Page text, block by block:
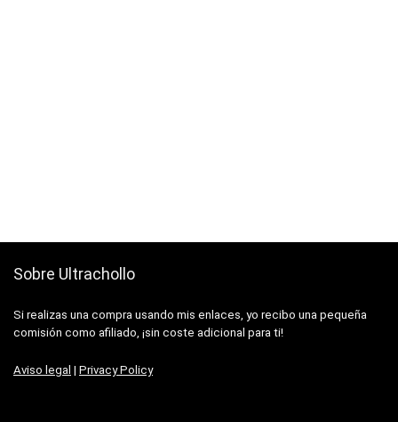
Sobre Ultrachollo
Si realizas una compra usando mis enlaces, yo recibo una pequeña
comisión como afiliado, ¡sin coste adicional para ti!
Aviso legal | Privacy Policy